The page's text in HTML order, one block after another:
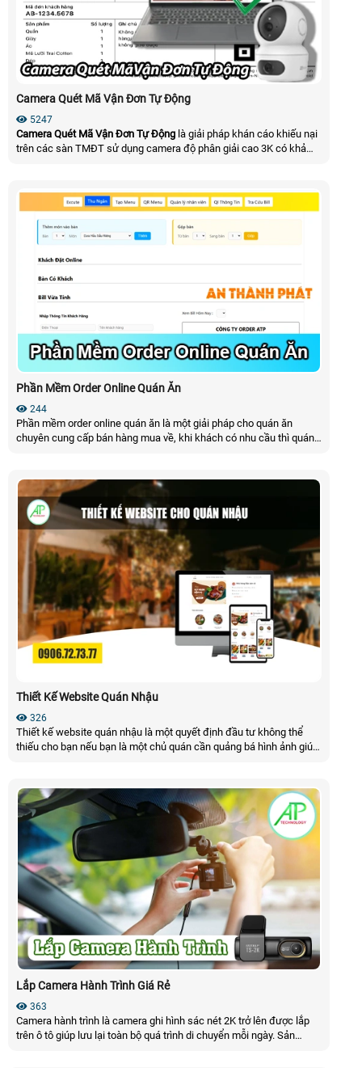
Camera Quét Mã Vận Đơn Tự Động
5247
Camera Quét Mã Vận Đơn Tự Động là giải pháp khán cáo khiếu nại
trên các sàn TMĐT sử dụng camera độ phân giải cao 3K có khả
trình gói hàng tăng tốc độ làm việc
Phần Mềm Order Online Quán Ăn
244
Phần mềm order online quán ăn là một giải pháp cho quán ăn
chuyên cung cấp bán hàng mua về, khi khách có nhu cầu thì quán
quán cũng có thể sử dụng order tự động
Thiết Kế Website Quán Nhậu
326
Thiết kế website quán nhậu là một quyết định đầu tư không thể
thiếu cho bạn nếu bạn là một chủ quán cần quảng bá hình ảnh giúp
website cho quán nhậu có những gì thì cùng mình xem qua bài viết
dưới đây nhé!
Lắp Camera Hành Trình Giá Rẻ
363
Camera hành trình là camera ghi hình sác nét 2K trở lên được lắp
trên ô tô giúp lưu lại toàn bộ quá trình di chuyển mỗi ngày. Sản